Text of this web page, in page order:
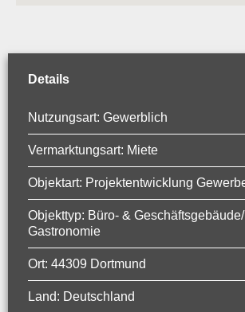
Details
Nutzungsart: Gewerblich
Vermarktungsart: Miete
Objektart: Projektentwicklung
Objekttyp: Büro- &
Gastronomie
Ort: 44309 Dortmund
Land: Deutschland